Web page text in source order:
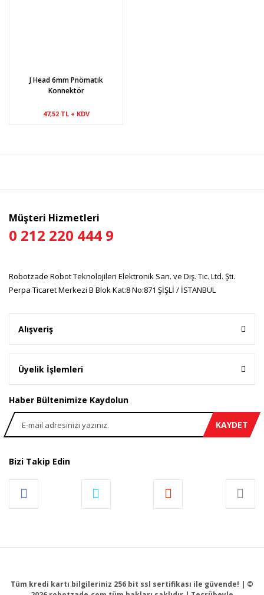
J Head 6mm Pnömatik
Konnektör
47,52 TL + KDV
Müşteri Hizmetleri
0 212 220 444 9
Robotzade Robot Teknolojileri Elektronik San. ve Dış. Tic. Ltd. Şti.
Perpa Ticaret Merkezi B Blok Kat:8 No:871 ŞİŞLİ / İSTANBUL
Alışveriş
Üyelik İşlemleri
Haber Bültenimize Kaydolun
KAYDET
Bizi Takip Edin
Tüm kredi kartı bilgileriniz 256 bit ssl sertifikası ile güvende! | ©